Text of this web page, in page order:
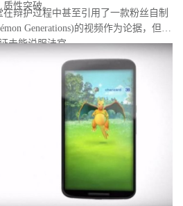
质性突破。
辩护过程中甚至引用了一款粉丝自制
Generations)的视频作为论据，但这
未能说服法官。